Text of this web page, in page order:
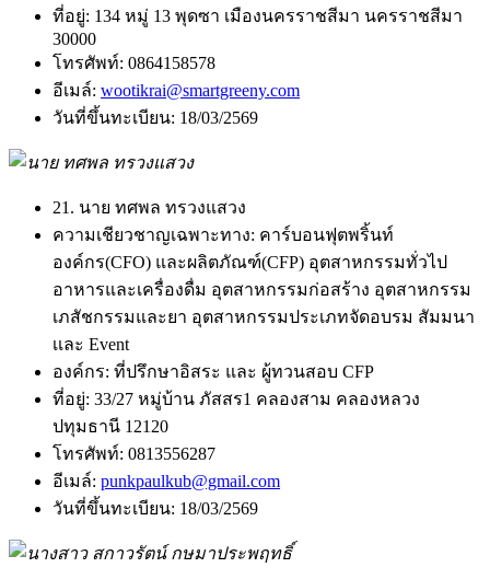
ที่อยู่: 134 หมู่ 13 พุดซา เมืองนครราชสีมา นครราชสีมา
30000
โทรศัพท์: 0864158578
อีเมล์: wootikrai@smartgreeny.com
วันที่ขึ้นทะเบียน: 18/03/2569
21. นาย ทศพล ทรวงแสวง
ความเชียวชาญเฉพาะทาง: คาร์บอนฟุตพริ้นท์
องค์กร(CFO) และผลิตภัณฑ์(CFP) อุตสาหกรรมทั่วไป
อาหารและเครื่องดื่ม อุตสาหกรรมก่อสร้าง อุตสาหกรรม
เภสัชกรรมและยา อุตสาหกรรมประเภทจัดอบรม สัมมนา
เเละ Event
องค์กร: ที่ปรึกษาอิสระ และ ผู้ทวนสอบ CFP
ที่อยู่: 33/27 หมู่บ้าน ภัสสร1 คลองสาม คลองหลวง
ปทุมธานี 12120
โทรศัพท์: 0813556287
อีเมล์: punkpaulkub@gmail.com
วันที่ขึ้นทะเบียน: 18/03/2569